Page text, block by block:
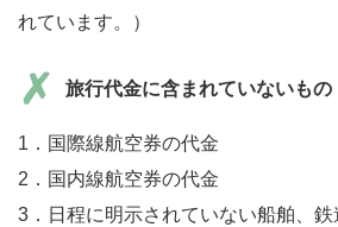
れています。）
旅行代金に含まれていないもの
1．国際線航空券の代金
2．国内線航空券の代金
3．日程に明示されていない船舶、